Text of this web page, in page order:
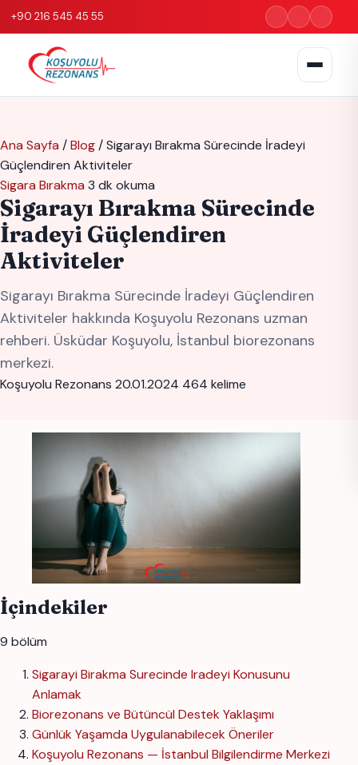
+90 216 545 45 55
Ana Sayfa /Blog/Sigarayı Bırakma Sürecinde İradeyi
Güçlendiren Aktiviteler
Sigara Bırakma 3 dk okuma
Sigarayı Bırakma Sürecinde
İradeyi Güçlendiren
Aktiviteler
Sigarayı Bırakma Sürecinde İradeyi Güçlendiren
Aktiviteler hakkında Koşuyolu Rezonans uzman
rehberi. Üsküdar Koşuyolu, İstanbul biorezonans
merkezi.
Koşuyolu Rezonans 20.01.2024 464 kelime
İçindekiler
9 bölüm
Sigarayi Birakma Surecinde Iradeyi Konusunu
Anlamak
Biorezonans ve Bütüncül Destek Yaklaşımı
Günlük Yaşamda Uygulanabilecek Öneriler
Koşuyolu Rezonans — İstanbul Bilgilendirme Merkezi